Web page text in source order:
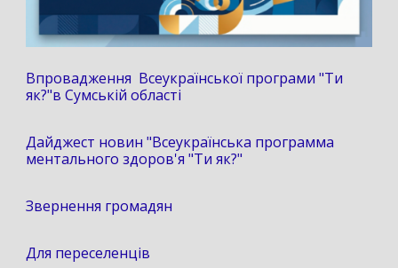
Впровадження Всеукраїнської програми "Ти
як?"в Сумській області
Дайджест новин "Всеукраїнська программа
ментального здоров'я "Ти як?"
Звернення громадян
Для переселенців